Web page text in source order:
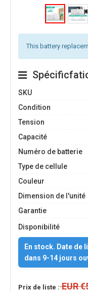
This battery
SKU
Condition
Tension
Capacité
Numéro de batterie
Type de cellule
Couleur
Dimension de l'unité
Garantie
Disponibilité
En stock. Date de
dans 9-14 jours
Prix de liste :EUR